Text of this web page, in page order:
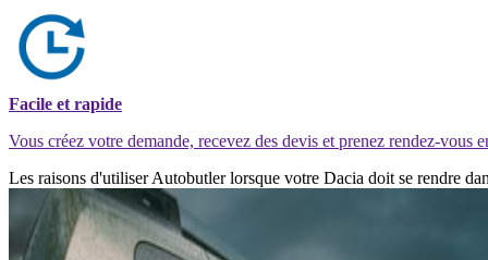
Facile et rapide
Vous créez votre demande, recevez des devis et prenez rendez-vous
Les raisons d'utiliser Autobutler lorsque votre Dacia doit se rendre